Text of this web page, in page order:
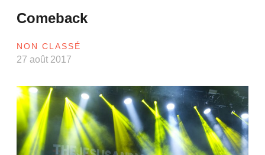
Comeback
NON CLASSÉ
27 août 2017